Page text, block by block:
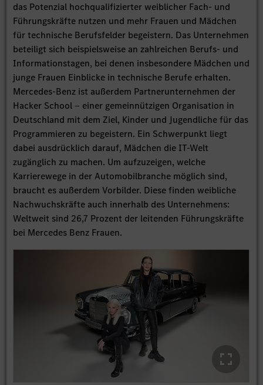
das Potenzial hochqualifizierter weiblicher Fach- und
Führungskräfte nutzen und mehr Frauen und Mädchen
für technische Berufsfelder begeistern. Das Unternehmen
beteiligt sich beispielsweise an zahlreichen Berufs‑ und
Informationstagen, bei denen insbesondere Mädchen und
junge Frauen Einblicke in technische Berufe erhalten.
Mercedes-Benz ist außerdem Partnerunternehmen der
Hacker School ‒ einer gemeinnützigen Organisation in
Deutschland mit dem Ziel, Kinder und Jugendliche für das
Programmieren zu begeistern. Ein Schwerpunkt liegt
dabei ausdrücklich darauf, Mädchen die IT-Welt
zugänglich zu machen. Um aufzuzeigen, welche
Karrierewege in der Automobilbranche möglich sind,
braucht es außerdem Vorbilder. Diese finden weibliche
Nachwuchskräfte auch innerhalb des Unternehmens:
Weltweit sind 26,7 Prozent der leitenden Führungskräfte
bei Mercedes Benz Frauen.